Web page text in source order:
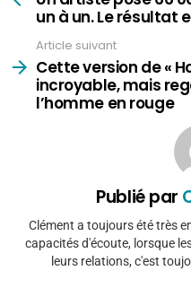
un à un. Le résultat
Article suivant
Cette version de «
incroyable, mais
l’homme en rouge
Publié par
Clément a toujours été très
capacités d'écoute, lorsque
leurs relations, c'est